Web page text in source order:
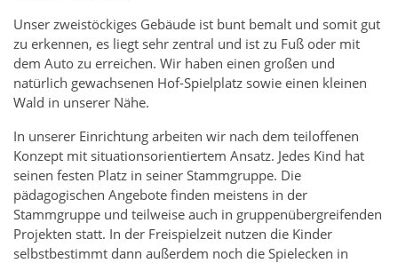
Unser zweistöckiges Gebäude ist bunt bemalt und somit gut
zu erkennen, es liegt sehr zentral und ist zu Fuß oder mit
dem Auto zu erreichen. Wir haben einen großen und
natürlich gewachsenen Hof-Spielplatz sowie einen kleinen
Wald in unserer Nähe.
In unserer Einrichtung arbeiten wir nach dem teiloffenen
Konzept mit situationsorientiertem Ansatz. Jedes Kind hat
seinen festen Platz in seiner Stammgruppe. Die
pädagogischen Angebote finden meistens in der
Stammgruppe und teilweise auch in gruppenübergreifenden
Projekten statt. In der Freispielzeit nutzen die Kinder
selbstbestimmt dann außerdem noch die Spielecken in